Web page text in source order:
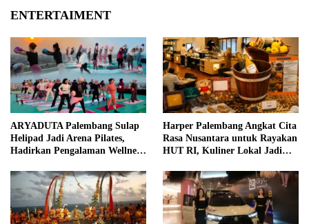
ENTERTAIMENT
ARYADUTA Palembang Sulap
Helipad Jadi Arena Pilates,
Hadirkan Pengalaman Wellness
Harper Palembang Angkat Cita
Rasa Nusantara untuk Rayakan
HUT RI, Kuliner Lokal Jadi